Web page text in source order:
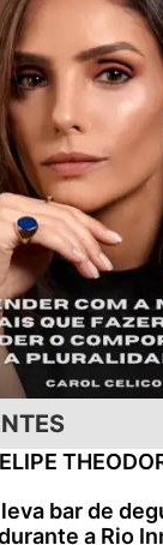
bar de
a Rio